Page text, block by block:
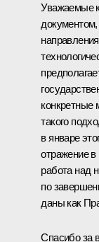
Уважаемые
конкретные
такого
в январе
отражение
работа над
по
даны как
Спасибо за